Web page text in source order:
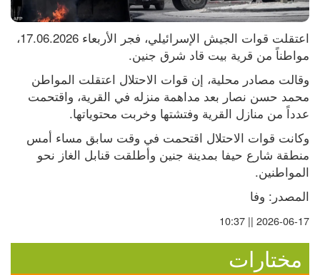
مواطناً من قرية بيت قاد شرق جنين.
عدداً من منازل القرية وفتشتها وخربت محتوياتها.
المواطنين.
المصدر: وفا
2026-06-17 || 10:37
مختارات